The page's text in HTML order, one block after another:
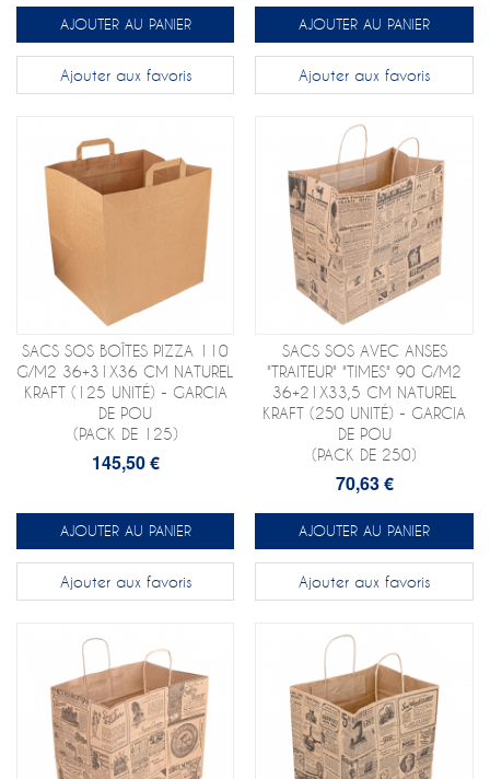
AJOUTER AU PANIER
Ajouter aux favoris
AJOUTER AU PANIER
Ajouter aux favoris
SACS SOS BOÎTES PIZZA 110
G/M2 36+31X36 CM NATUREL
KRAFT (125 UNITÉ) - GARCIA
DE POU
(PACK DE 125)
145,50 €
AJOUTER AU PANIER
Ajouter aux favoris
SACS SOS AVEC ANSES
"TRAITEUR" "TIMES" 90 G/M2
36+21X33,5 CM NATUREL
KRAFT (250 UNITÉ) - GARCIA
DE POU
(PACK DE 250)
70,63 €
AJOUTER AU PANIER
Ajouter aux favoris